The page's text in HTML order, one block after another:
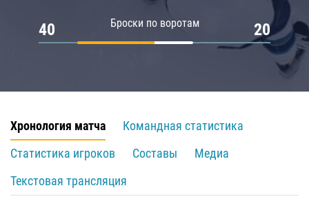
Броски по воротам
40 20
Хронология матча
Командная статистика
Статистика игроков
Составы
Медиа
Текстовая трансляция